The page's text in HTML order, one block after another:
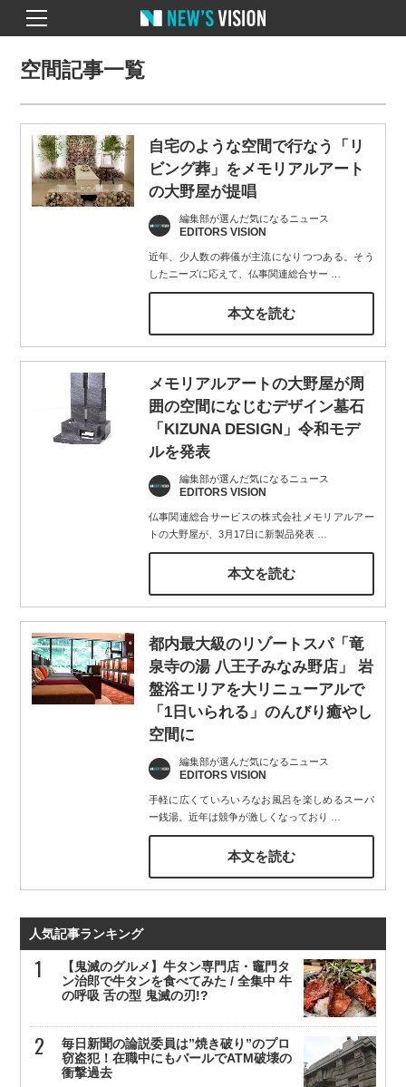
空間記事一覧
自宅のような空間で行なう「リ
ビング葬」をメモリアルアート
の大野屋が提唱
編集部が選んだ気になるニュース
EDITORS VISION
近年、少人数の葬儀が主流になりつつある。そう
したニーズに応えて、仏事関連総合サー
本文を読む
メモリアルアートの大野屋が周
囲の空間になじむデザイン墓石
「KIZUNA DESIGN」令和モデ
ルを発表
編集部が選んだ気になるニュース
EDITORS VISION
仏事関連総合サービスの株式会社メモリアルアー
トの大野屋が、3月17日に新製品発表…
本文を読む
都内最大級のリゾートスパ「竜
泉寺の湯 八王子みなみ野店」 岩
盤浴エリアを大リニューアルで
「1日いられる」のんびり癒やし
空間に
編集部が選んだ気になるニュース
EDITORS VISION
手軽に広くていろいろなお風呂を楽しめるスーパ
ー銭湯。近年は競争が激しくなっており
本文を読む
人気記事ランキング
【鬼滅のグルメ】牛タン専門店・竈門タ
ン治郎で牛タンを食べてみた / 全集中 牛
の呼吸 舌の型 鬼滅の刃!?
毎日新聞の論説委員は”焼き破り”のプロ
窃盗犯！在職中にもバールでATM破壊の
衝撃過去